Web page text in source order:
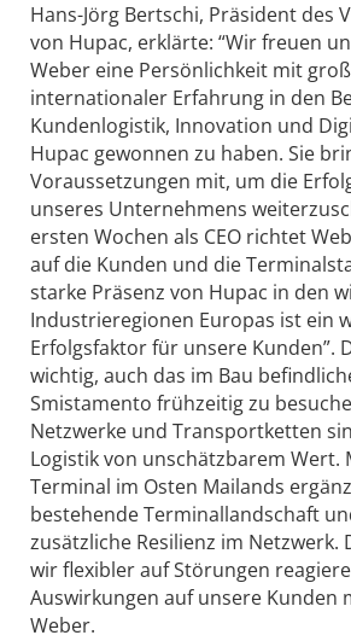
Hans-Jörg Bertschi, Präsident des
von Hupac, erklärte: “Wir freuen
Weber eine Persönlichkeit mit
internationaler Erfahrung in den
Kundenlogistik, Innovation und
Hupac gewonnen zu haben. Sie
Voraussetzungen mit, um die
unseres Unternehmens
ersten Wochen als CEO richtet
auf die Kunden und die
starke Präsenz von Hupac in den
Industrieregionen Europas ist ein
Erfolgsfaktor für unsere Kunden”.
wichtig, auch das im Bau
Smistamento frühzeitig zu
Netzwerke und Transportketten
Logistik von unschätzbarem Wert.
Terminal im Osten Mailands
bestehende Terminallandschaft
zusätzliche Resilienz im Netzwerk.
wir flexibler auf Störungen
Auswirkungen auf unsere Kunden
Weber.